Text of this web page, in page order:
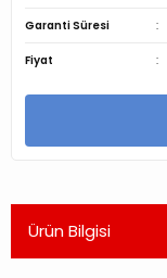
Garanti Süresi
Fiyat
Ürün Bilgisi